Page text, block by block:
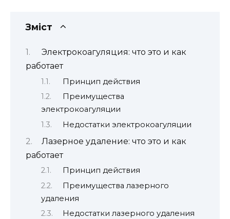
Зміст
Электрокоагуляция: что это и как
работает
Принцип действия
Преимущества
электрокоагуляции
Недостатки электрокоагуляции
Лазерное удаление: что это и как
работает
Принцип действия
Преимущества лазерного
удаления
Недостатки лазерного удаления